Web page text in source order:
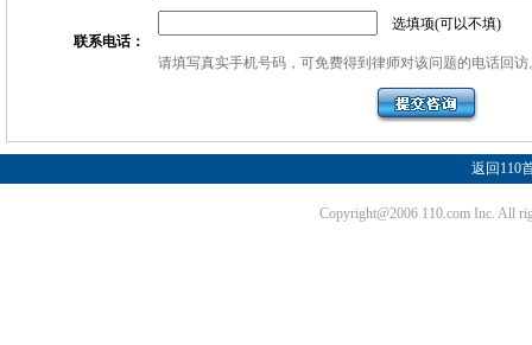
联系电话：
选填项(可以不填)
请填写真实手机号码，可免费得到律师对该问题的电话回访
返回110
Copyright@2006 110.com Inc. All